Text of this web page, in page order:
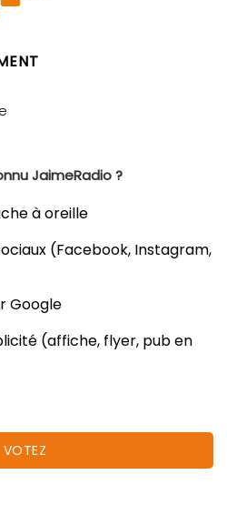
JaimeRadio ?
à oreille
(Facebook, Instagram,
Google
(affiche, flyer, pub en
VOTEZ